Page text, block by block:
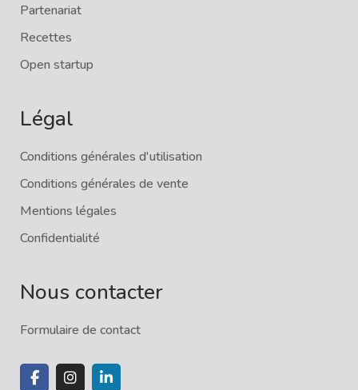
Partenariat
Recettes
Open startup
Légal
Conditions générales d'utilisation
Conditions générales de vente
Mentions légales
Confidentialité
Nous contacter
Formulaire de contact